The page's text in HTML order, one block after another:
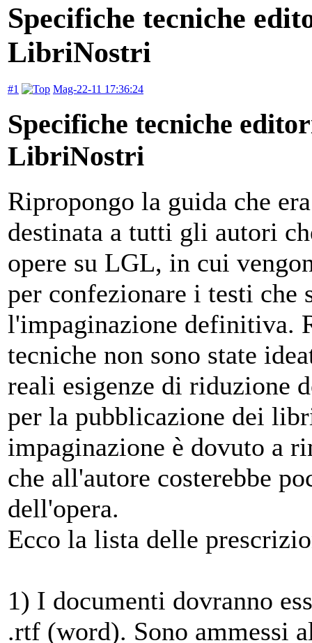
Specifiche tecniche
LibriNostri
#1 Mag-22-11 17:36:24
Specifiche tecniche
LibriNostri
Ripropongo la guida che
destinata a tutti gli autori
opere su LGL, in cui
per confezionare i testi
l'impaginazione definitiva.
tecniche non sono state
reali esigenze di riduzione
per la pubblicazione dei
impaginazione è dovuto a
che all'autore costerebbe
dell'opera.
Ecco la lista delle
1) I documenti dovranno
.rtf (word). Sono ammessi